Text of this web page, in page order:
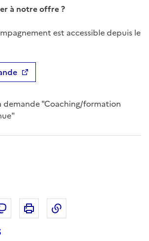
à notre offre ?
est accessible depuis le
demande "Coaching/formation
Facebooksur LinkedIn
Partager sur Mastodon
Imprimer